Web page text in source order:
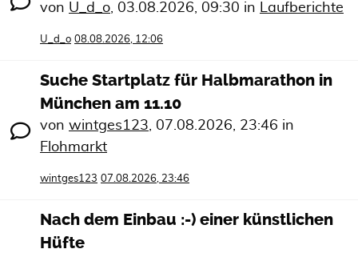
von U_d_o, 03.08.2026, 09:30 in Laufberichte
U_d_o 08.08.2026, 12:06
Suche Startplatz für Halbmarathon in
München am 11.10
von wintges123, 07.08.2026, 23:46 in
Flohmarkt
wintges123 07.08.2026, 23:46
Nach dem Einbau :-) einer künstlichen
Hüfte